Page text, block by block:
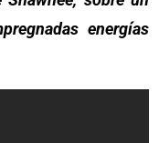
energías